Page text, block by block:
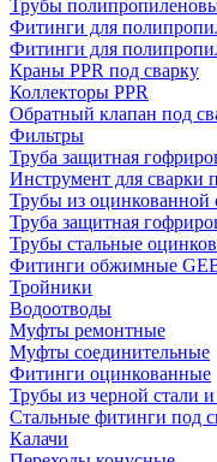
Трубы
Фитинги для
Фитинги для
Краны PPR под сварку
Коллекторы PPR
Обратный клапан под
Фильтры
Труба защитная
Инструмент для сварки
Трубы из
Труба защитная
Трубы стальные
Фитинги обжимные
Тройники
Водоотводы
Муфты ремонтные
Муфты соединительные
Фитинги оцинкованные
Трубы из черной стали
Стальные фитинги под
Калачи